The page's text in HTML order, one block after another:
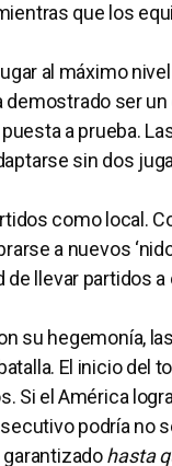
que los
al máximo
demostrado ser
a prueba.
sin dos
como local.
a nuevos
llevar partidos
su hegemonía,
El inicio del
Si el América
podría no
garantizadohasta